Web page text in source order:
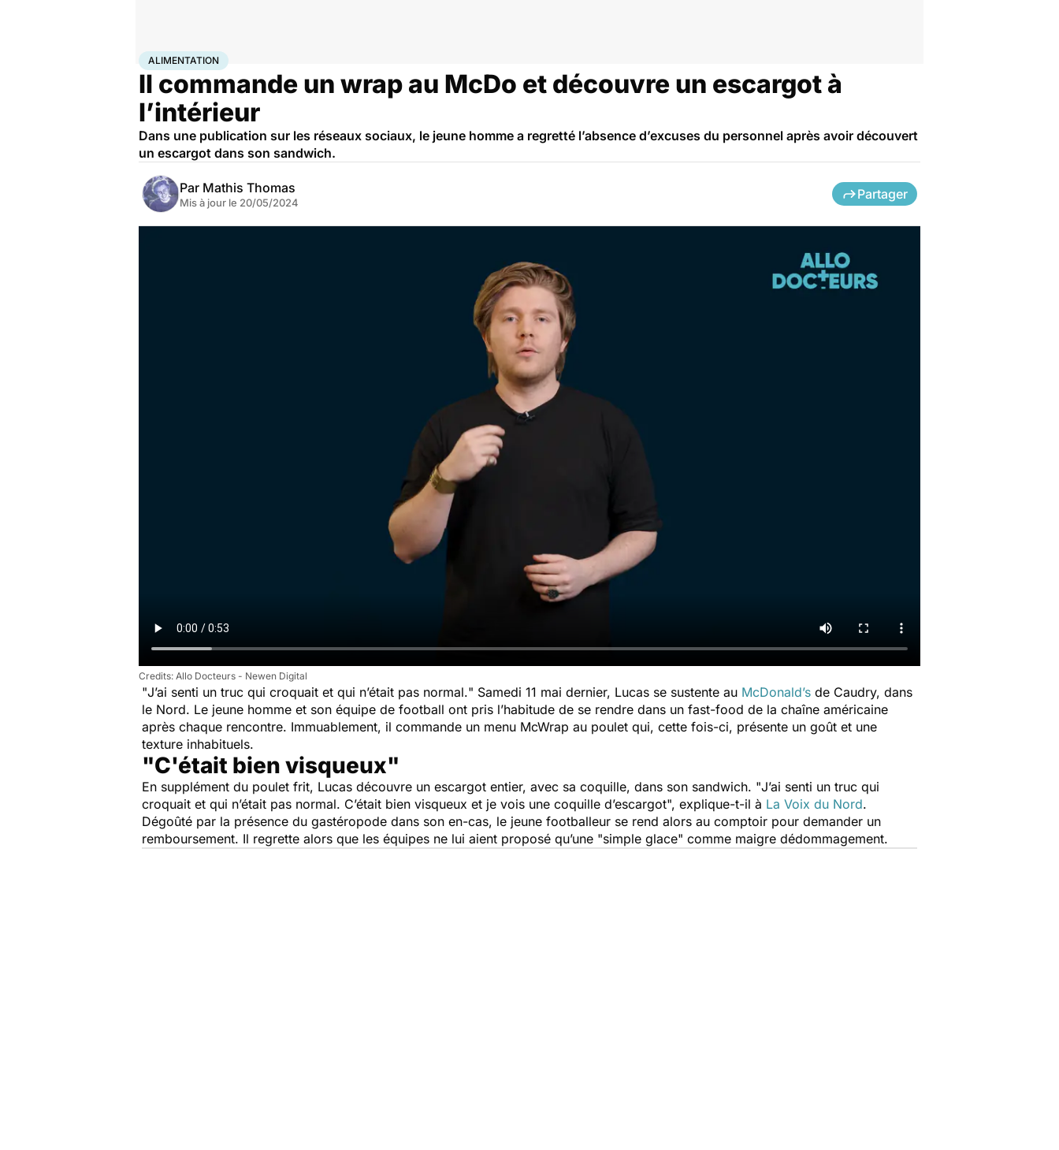
AccueilBien-êtreNutrition
ALIMENTATION
Il commande un wrap au McDo et découvre un escargot à
l’intérieur
Dans une publication sur les réseaux sociaux, le jeune homme a regretté l’absence d’excuses du personnel après avoir découvert
un escargot dans son sandwich.
Par Mathis Thomas
Mis à jour le 20/05/2024
Partager
Allo Docteurs - Newen Digital
"J’ai senti un truc qui croquait et qui n’était pas normal." Samedi 11 mai dernier, Lucas se sustente au McDonald’s de Caudry, dans
le Nord. Le jeune homme et son équipe de football ont pris l’habitude de se rendre dans un fast-food de la chaîne américaine
après chaque rencontre. Immuablement, il commande un menu McWrap au poulet qui, cette fois-ci, présente un goût et une
texture inhabituels.
"C'était bien visqueux"
En supplément du poulet frit, Lucas découvre un escargot entier, avec sa coquille, dans son sandwich. "J’ai senti un truc qui
croquait et qui n’était pas normal. C’était bien visqueux et je vois une coquille d’escargot", explique-t-il à La Voix du Nord.
Dégoûté par la présence du gastéropode dans son en-cas, le jeune footballeur se rend alors au comptoir pour demander un
remboursement. Il regrette alors que les équipes ne lui aient proposé qu’une "simple glace" comme maigre dédommagement.